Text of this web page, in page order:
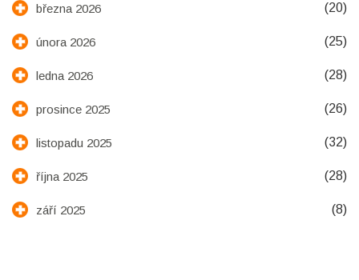
března 2026 (20)
února 2026 (25)
ledna 2026 (28)
prosince 2025 (26)
listopadu 2025 (32)
října 2025 (28)
září 2025 (8)